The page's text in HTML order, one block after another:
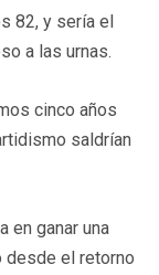
82, y sería el
a las urnas.
cinco años
saldrían
en ganar una
desde el retorno